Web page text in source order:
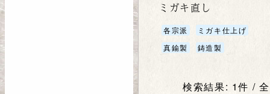
ミガキ直し
各宗派
ミガキ仕上げ
真鍮製
鋳造製
検索結果: 1件 /